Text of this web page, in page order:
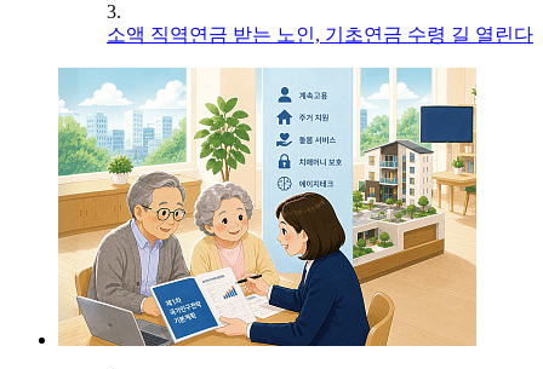
3.
소액 직역연금 받는 노인, 기초연금 수령 길 열린다